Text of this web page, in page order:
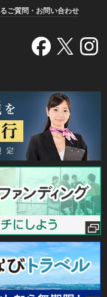
ご質問・お問い合わせ